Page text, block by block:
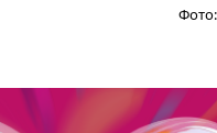
Фото: